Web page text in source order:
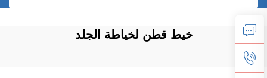
خيط قطن لخياطة الجلد